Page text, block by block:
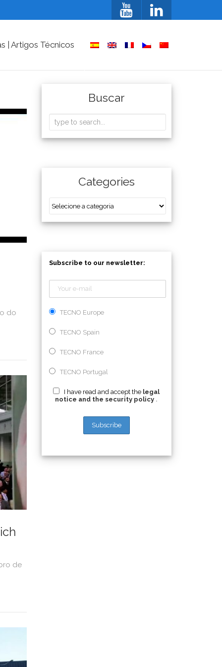
| Artigos Técnicos
do
de
Buscar
Categories
Subscribe to our newsletter:
TECNO Europe
TECNO Spain
TECNO France
TECNO Portugal
I have read and accept the legal
notice and the security policy .